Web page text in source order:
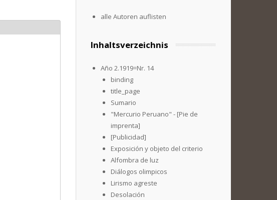
alle Autoren auflisten
Inhaltsverzeichnis
Año 2.1919=Nr. 14
binding
title_page
Sumario
"Mercurio Peruano" - [Pie de
imprenta]
[Publicidad]
Exposición y objeto del criterio
Alfombra de luz
Diálogos olimpicos
Lirismo agreste
Desolación